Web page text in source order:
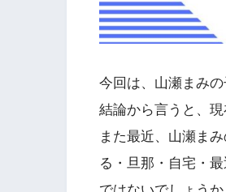
今回は、山瀬まみの
結論から言うと、
また最近、山瀬ま
る・旦那・自宅・